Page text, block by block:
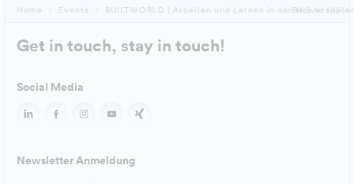
Home Events BUILTWORLD | Arbeiten und Lernen in denBack to top
Get in touch, stay in touch!
Social Media
Newsletter Anmeldung